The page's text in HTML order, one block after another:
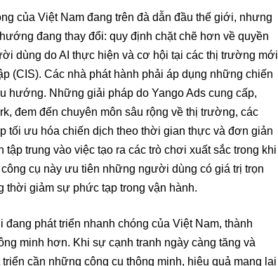
của Việt Nam đang trên đà dẫn đầu thế giới, nhưng
đang thay đổi: quy định chặt chẽ hơn về quyền
dùng do AI thực hiện và cơ hội tại các thị trường mới
(CIS). Các nhà phát hành phải áp dụng những chiến
hướng. Những giải pháp do Yango Ads cung cấp,
đem đến chuyên môn sâu rộng về thị trường, các
tối ưu hóa chiến dịch theo thời gian thực và đơn giản
trung vào việc tạo ra các trò chơi xuất sắc trong khi
cụ này ưu tiên những người dùng có giá trị trọn
thời giảm sự phức tạp trong vận hành.
phát triển nhanh chóng của Việt Nam, thành
minh hơn. Khi sự cạnh tranh ngày càng tăng và
cần những công cụ thông minh, hiệu quả mang lại